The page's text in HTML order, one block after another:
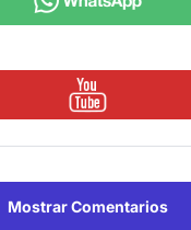
Mostrar Comentarios